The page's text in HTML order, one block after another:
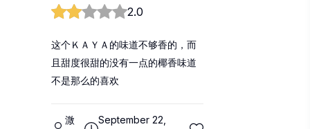
2.0
这个ＫＡＹＡ的味道不够香的，而
且甜度很甜的没有一点的椰香味道
不是那么的喜欢
溦
September 22,